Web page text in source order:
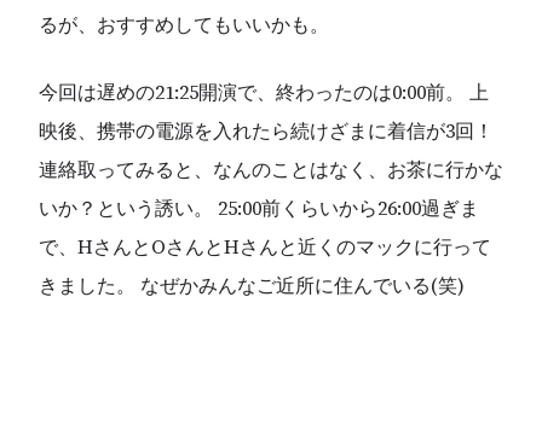
るが、おすすめしてもいいかも。
今回は遅めの21:25開演で、終わったのは0:00前。 上
映後、携帯の電源を入れたら続けざまに着信が3回！
連絡取ってみると、なんのことはなく、お茶に行かな
いか？という誘い。 25:00前くらいから26:00過ぎま
で、HさんとOさんとHさんと近くのマックに行って
きました。 なぜかみんなご近所に住んでいる(笑)